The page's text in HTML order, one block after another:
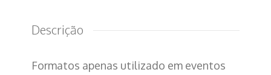
Descrição
Formatos apenas utilizado em eventos